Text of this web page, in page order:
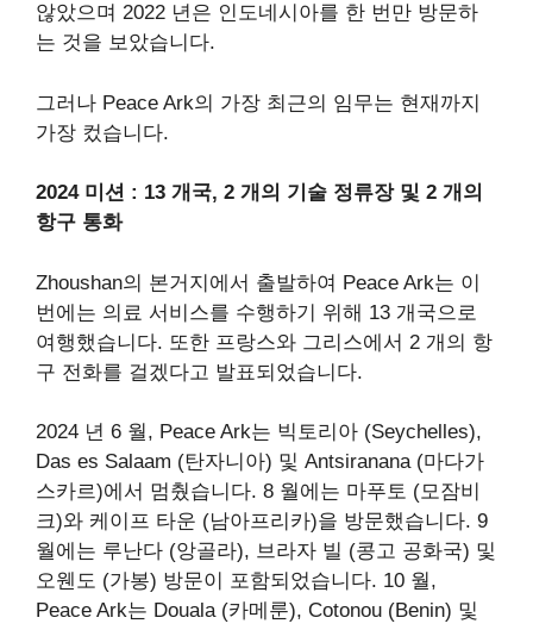
않았으며 2022 년은 인도네시아를 한 번만 방문하
는 것을 보았습니다.
그러나 Peace Ark의 가장 최근의 임무는 현재까지
가장 컸습니다.
2024 미션 : 13 개국, 2 개의 기술 정류장 및 2 개의
항구 통화
Zhoushan의 본거지에서 출발하여 Peace Ark는 이
번에는 의료 서비스를 수행하기 위해 13 개국으로
여행했습니다. 또한 프랑스와 그리스에서 2 개의 항
구 전화를 걸겠다고 발표되었습니다.
2024 년 6 월, Peace Ark는 빅토리아 (Seychelles),
Das es Salaam (탄자니아) 및 Antsiranana (마다가
스카르)에서 멈췄습니다. 8 월에는 마푸토 (모잠비
크)와 케이프 타운 (남아프리카)을 방문했습니다. 9
월에는 루난다 (앙골라), 브라자 빌 (콩고 공화국) 및
오웬도 (가봉) 방문이 포함되었습니다. 10 월,
Peace Ark는 Douala (카메룬), Cotonou (Benin) 및